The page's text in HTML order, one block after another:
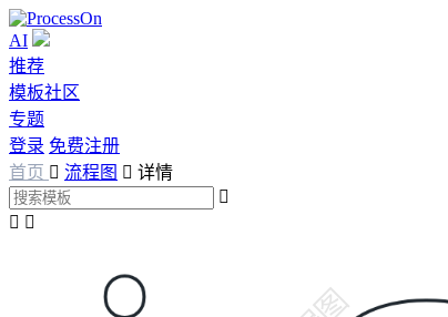
AI
推荐
模板社区
专题
登录 免费注册
首页  流程图  详情

 